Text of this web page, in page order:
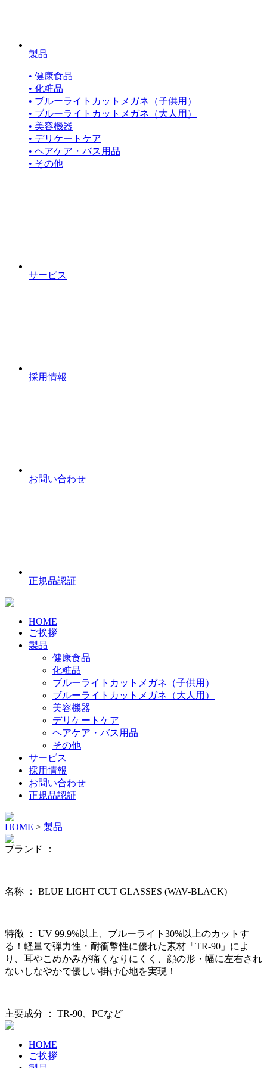
製品
• 健康食品
• 化粧品
• ブルーライトカットメガネ（子供用）
• ブルーライトカットメガネ（大人用）
• 美容機器
• デリケートケア
• ヘアケア・バス用品
• その他
サービス
採用情報
お問い合わせ
正規品認証
HOME
ご挨拶
製品
健康食品
化粧品
ブルーライトカットメガネ（子供用）
ブルーライトカットメガネ（大人用）
美容機器
デリケートケア
ヘアケア・バス用品
その他
サービス
採用情報
お問い合わせ
正規品認証
HOME > 製品
ブランド ：
名称 ： BLUE LIGHT CUT GLASSES (WAV-BLACK)
特徴 ：
UV 99.9%以上、ブルーライト30%以上のカットす
る！軽量で弾力性・耐衝撃性に優れた素材「TR-90」によ
り、耳やこめかみが痛くなりにくく、顔の形・幅に左右され
ないしなやかで優しい掛け心地を実現！
主要成分 ： TR-90、PCなど
HOME
ご挨拶